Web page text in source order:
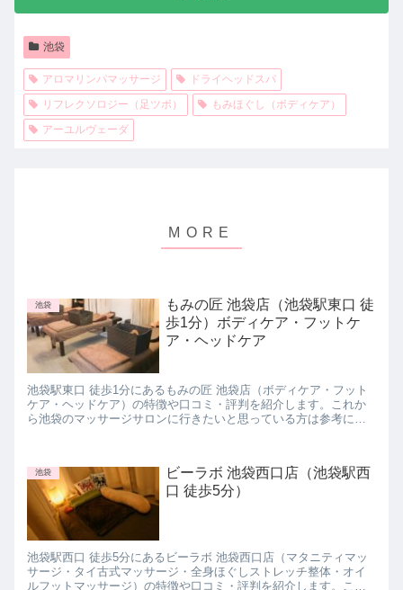
池袋
アロマリンパマッサージ
ドライヘッドスパ
リフレクソロジー（足ツボ）
もみほぐし（ボディケア）
アーユルヴェーダ
池袋
もみの匠 池袋店（池袋駅東口 徒
歩1分）ボディケア・フットケ
ア・ヘッドケア
池袋駅東口 徒歩1分にあるもみの匠 池袋店（ボディケア・フット
ケア・ヘッドケア）の特徴や口コミ・評判を紹介します。これか
ら池袋のマッサージサロンに行きたいと思っている方は参考にし
池袋
ビーラボ 池袋西口店（池袋駅西
口 徒歩5分）
池袋駅西口 徒歩5分にあるビーラボ 池袋西口店（マタニティマッ
サージ・タイ古式マッサージ・全身ほぐしストレッチ整体・オイ
ルフットマッサージ）の特徴や口コミ・評判を紹介します。これ